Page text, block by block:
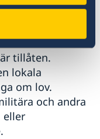
av
tillåten.
lokala
om lov.
och andra
eller